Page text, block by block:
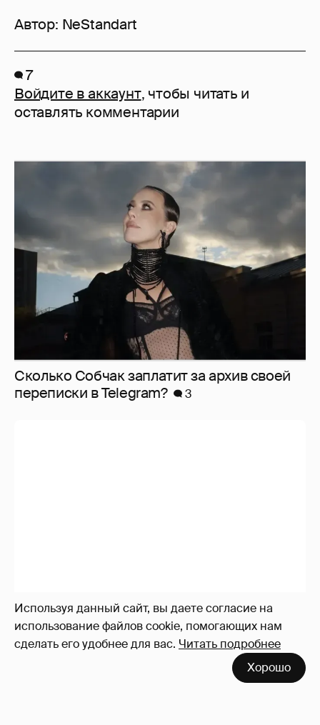
Используя данный сайт, вы даете согласие на
использование файлов cookie, помогающих нам
сделать его удобнее для вас. Читать подробнее
Хорошо
Автор: NeStandart
7
Войдите в аккаунт, чтобы читать и
оставлять комментарии
Сколько Собчак заплатит за архив своей
перeписки в Telegram?
3